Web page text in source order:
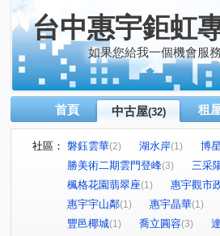
台中惠宇鉅虹
如果您給我一個機會服
首頁 中古屋(32) 租
社區： 磐鈺雲華(2) 湖水岸(1) 博
勝美術二期雲門登峰(3) 三采
楓格花園翡翠座(1) 惠宇觀市
惠宇宇山鄰(1) 惠宇晶華(1)
豐邑椰城(1) 喬立圓容(3)